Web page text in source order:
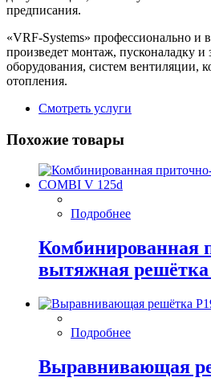
предписания.
«VRF-Systems» профессионально и
произведет монтаж, пусконаладку и
оборудования, систем вентиляции,
отопления.
Смотреть услуги
Похожие товары
Подробнее
Комбинированная
вытяжная
Подробнее
Выравнивающая